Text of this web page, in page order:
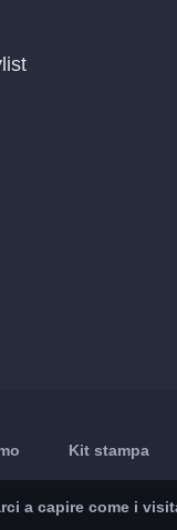
Kit stampa
a capire come i